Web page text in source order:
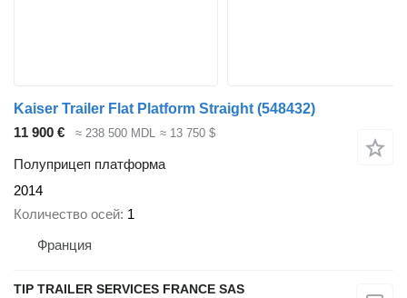
Kaiser Trailer Flat Platform Straight (548432)
11 900 €
≈ 238 500 MDL ≈ 13 750 $
Полуприцеп платформа
2014
Количество осей 1
Франция
TIP TRAILER SERVICES FRANCE SAS